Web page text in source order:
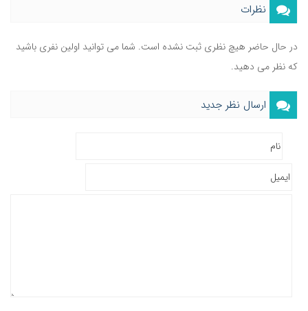
نظرات
در حال حاضر هیچ نظری ثبت نشده است. شما می توانید اولین نفری باشید
که نظر می دهید.
ارسال نظر جدید